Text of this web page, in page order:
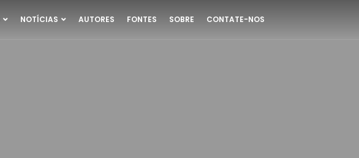
NOTÍCIAS AUTORES FONTES SOBRE CONTATE-NOS